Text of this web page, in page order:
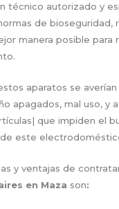
técnico autorizado y
de bioseguridad,
manera posible para
aparatos se
apagados, mal uso, y
que impiden el
este
y ventajas de
en Maza son: